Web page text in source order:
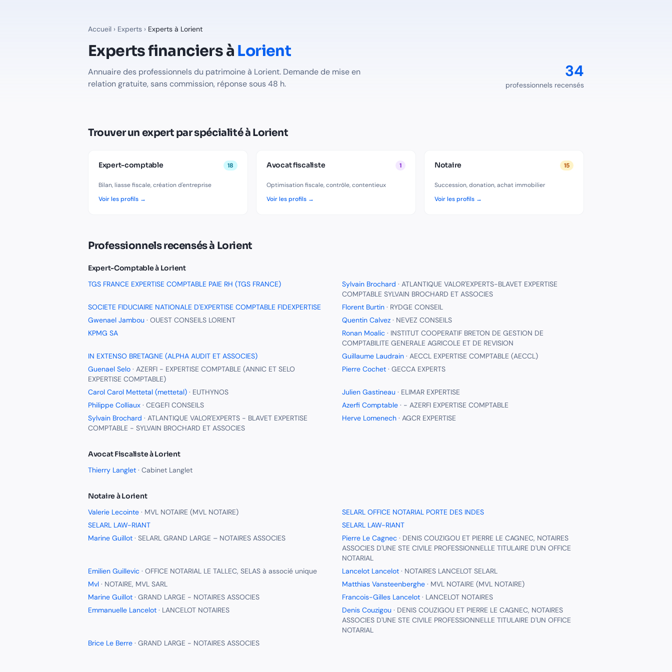
Professions disponibles àLorient
Lorient-18professionnel(s) recensé(s)
Lorient-1professionnel(s) recensé(s)
professionnel(s) recensé(s)
Trouver le bon expert pour votre situation àLorient
Accueil › Experts › Experts à Lorient
Experts financiers à Lorient
Annuaire des professionnels du patrimoine à Lorient. Demande de mise en
relation gratuite, sans commission, réponse sous 48 h.
34
professionnels recensés
Trouver un expert par spécialité à Lorient
Expert-comptable 18
Bilan, liasse fiscale, création d'entreprise
Voir les profils →
Avocat fiscaliste 1
Optimisation fiscale, contrôle, contentieux
Voir les profils →
Notaire 15
Succession, donation, achat immobilier
Voir les profils →
Professionnels recensés à Lorient
Expert-Comptableà Lorient
TGS FRANCE EXPERTISE COMPTABLE PAIE RH (TGS FRANCE)
Sylvain Brochard · ATLANTIQUE VALOR'EXPERTS-BLAVET EXPERTISE
COMPTABLE SYLVAIN BROCHARD ET ASSOCIES
SOCIETE FIDUCIAIRE NATIONALE D'EXPERTISE COMPTABLE FIDEXPERTISE
Florent Burtin · RYDGE CONSEIL
Gwenael Jambou · OUEST CONSEILS LORIENT Quentin Calvez · NEVEZ CONSEILS
KPMG SA
Ronan Moalic · INSTITUT COOPERATIF BRETON DE GESTION DE
COMPTABILITE GENERALE AGRICOLE ET DE REVISION
IN EXTENSO BRETAGNE (ALPHA AUDIT ET ASSOCIES)
Guillaume Laudrain · AECCL EXPERTISE COMPTABLE (AECCL)
Guenael Selo · AZERFI - EXPERTISE COMPTABLE (ANNIC ET SELO
EXPERTISE COMPTABLE)
Pierre Cochet · GECCA EXPERTS
Carol Carol Mettetal (mettetal) · EUTHYNOS Julien Gastineau · ELIMAR EXPERTISE
Philippe Colliaux · CEGEFI CONSEILS Azerfi Comptable · - AZERFI EXPERTISE COMPTABLE
Sylvain Brochard · ATLANTIQUE VALOR'EXPERTS - BLAVET EXPERTISE
COMPTABLE - SYLVAIN BROCHARD ET ASSOCIES
Herve Lomenech · AGCR EXPERTISE
Avocat FiscalisteàLorient
Thierry Langlet · Cabinet Langlet
Notaire àLorient
Valerie Lecointe · MVL NOTAIRE (MVL NOTAIRE)
SELARL OFFICE NOTARIAL PORTE DES INDES
SELARL LAW-RIANT
SELARL LAW-RIANT
Marine Guillot · SELARL GRAND LARGE – NOTAIRES ASSOCIES Pierre Le Cagnec · DENIS COUZIGOU ET PIERRE LE CAGNEC, NOTAIRES
ASSOCIES D'UNE STE CIVILE PROFESSIONNELLE TITULAIRE D'UN OFFICE
NOTARIAL
Emilien Guillevic · OFFICE NOTARIAL LE TALLEC, SELAS à associé unique Lancelot Lancelot · NOTAIRES LANCELOT SELARL
Mvl · NOTAIRE, MVL SARL Matthias Vansteenberghe · MVL NOTAIRE (MVL NOTAIRE)
Marine Guillot · GRAND LARGE - NOTAIRES ASSOCIES Francois-Gilles Lancelot · LANCELOT NOTAIRES
Emmanuelle Lancelot · LANCELOT NOTAIRES Denis Couzigou · DENIS COUZIGOU ET PIERRE LE CAGNEC, NOTAIRES
ASSOCIES D'UNE STE CIVILE PROFESSIONNELLE TITULAIRE D'UN OFFICE
NOTARIAL
Brice Le Berre · GRAND LARGE - NOTAIRES ASSOCIES